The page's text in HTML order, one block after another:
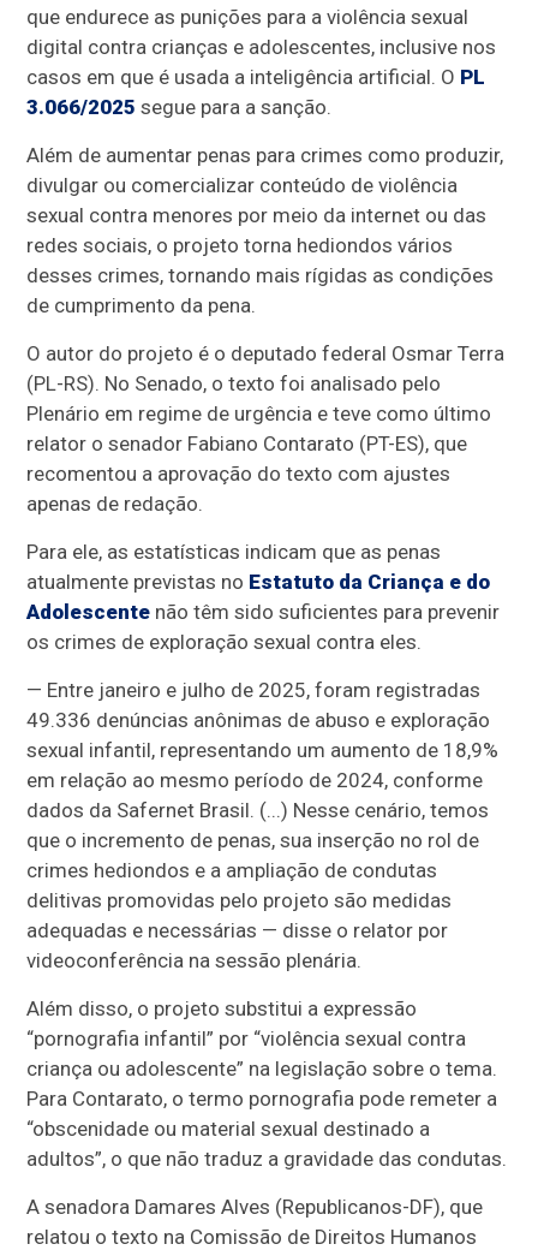
que endurece as punições para a violência sexual
digital contra crianças e adolescentes, inclusive nos
casos em que é usada a inteligência artificial. O PL
3.066/2025 segue para a sanção.
Além de aumentar penas para crimes como produzir,
divulgar ou comercializar conteúdo de violência
sexual contra menores por meio da internet ou das
redes sociais, o projeto torna hediondos vários
desses crimes, tornando mais rígidas as condições
de cumprimento da pena.
O autor do projeto é o deputado federal Osmar Terra
(PL-RS). No Senado, o texto foi analisado pelo
Plenário em regime de urgência e teve como último
relator o senador Fabiano Contarato (PT-ES), que
recomentou a aprovação do texto com ajustes
apenas de redação.
Para ele, as estatísticas indicam que as penas
atualmente previstas no Estatuto da Criança e do
Adolescente não têm sido suficientes para prevenir
os crimes de exploração sexual contra eles.
— Entre janeiro e julho de 2025, foram registradas
49.336 denúncias anônimas de abuso e exploração
sexual infantil, representando um aumento de 18,9%
em relação ao mesmo período de 2024, conforme
dados da Safernet Brasil. (...) Nesse cenário, temos
que o incremento de penas, sua inserção no rol de
crimes hediondos e a ampliação de condutas
delitivas promovidas pelo projeto são medidas
adequadas e necessárias — disse o relator por
videoconferência na sessão plenária.
Além disso, o projeto substitui a expressão
“pornografia infantil” por “violência sexual contra
criança ou adolescente” na legislação sobre o tema.
Para Contarato, o termo pornografia pode remeter a
“obscenidade ou material sexual destinado a
adultos”, o que não traduz a gravidade das condutas.
A senadora Damares Alves (Republicanos-DF), que
relatou o texto na Comissão de Direitos Humanos